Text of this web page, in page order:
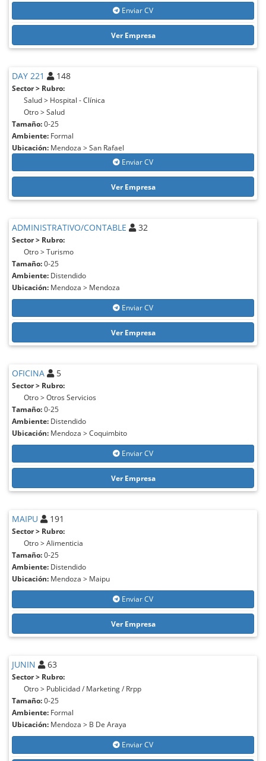
Enviar CV
Ver Empresa
DAY 221 148
Sector > Rubro:
Salud > Hospital - Clínica
Otro > Salud
Tamaño:0-25
Ambiente: Formal
Ubicación: Mendoza > San Rafael
Enviar CV
Ver Empresa
ADMINISTRATIVO/CONTABLE 32
Sector > Rubro:
Otro > Turismo
Tamaño:0-25
Ambiente: Distendido
Ubicación: Mendoza > Mendoza
Enviar CV
Ver Empresa
OFICINA 5
Sector > Rubro:
Otro > Otros Servicios
Tamaño:0-25
Ambiente: Distendido
Ubicación: Mendoza > Coquimbito
Enviar CV
Ver Empresa
MAIPU 191
Sector > Rubro:
Otro > Alimenticia
Tamaño:0-25
Ambiente: Distendido
Ubicación: Mendoza > Maipu
Enviar CV
Ver Empresa
JUNIN 63
Sector > Rubro:
Otro > Publicidad / Marketing / Rrpp
Tamaño:0-25
Ambiente: Formal
Ubicación: Mendoza > B De Araya
Enviar CV